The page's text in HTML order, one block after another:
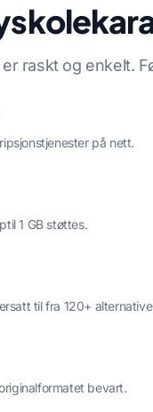
raskt og enkelt.
på nett.
1 GB støttes.
til fra 120+
bevart.